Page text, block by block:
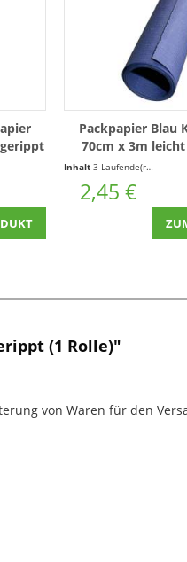
/ 1 Laufende(r) Meter)
Packpapier Blau
70cm x 3m
Inhalt 3 Laufende(r) Meter
2,45 €
(1 Rolle)"
von Waren für den